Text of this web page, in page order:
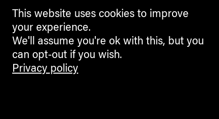
This website uses cookies to improve
your experience.
We'll assume you're ok with this, but you
can opt-out if you wish.
Privacy policy